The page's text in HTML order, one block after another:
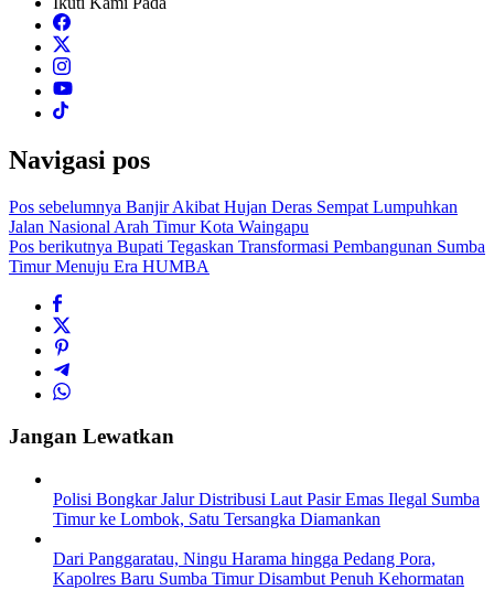
Navigasi pos
Pos sebelumnya Banjir Akibat Hujan Deras Sempat Lumpuhkan
Jalan Nasional Arah Timur Kota Waingapu
Pos berikutnya Bupati Tegaskan Transformasi Pembangunan Sumba
Timur Menuju Era HUMBA
Jangan Lewatkan
Polisi Bongkar Jalur Distribusi Laut Pasir Emas Ilegal Sumba
Timur ke Lombok, Satu Tersangka Diamankan
Dari Panggaratau, Ningu Harama hingga Pedang Pora,
Kapolres Baru Sumba Timur Disambut Penuh Kehormatan